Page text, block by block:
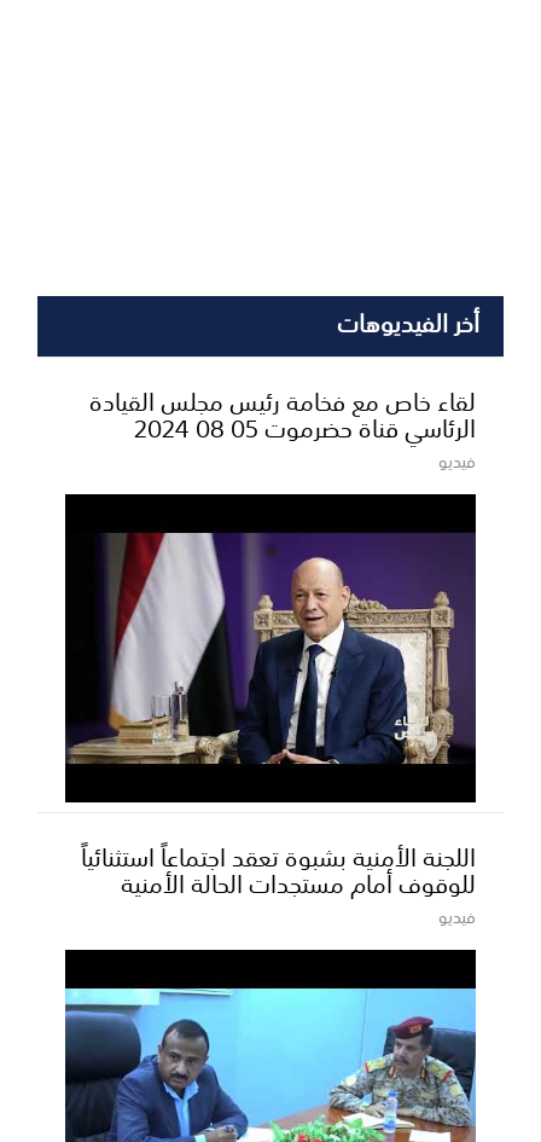
أخر الفيديوهات
لقاء خاص مع فخامة رئيس مجلس القيادة
الرئاسي قناة حضرموت 05 08 2024
فيديو
اللجنة الأمنية بشبوة تعقد اجتماعاً استثنائياً
للوقوف أمام مستجدات الحالة الأمنية
فيديو